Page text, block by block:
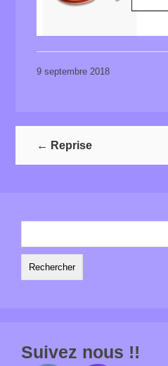
9 septembre 2018
← Reprise
Suivez nous !!